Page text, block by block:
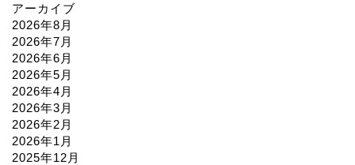
アーカイブ
2026年8月
2026年7月
2026年6月
2026年5月
2026年4月
2026年3月
2026年2月
2026年1月
2025年12月